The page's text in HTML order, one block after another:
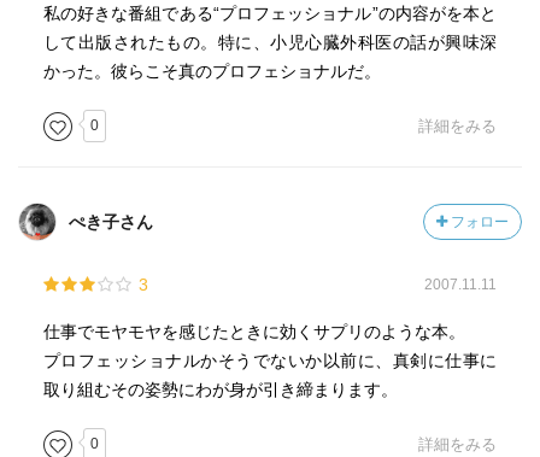
私の好きな番組である“プロフェッショナル”の内容がを本と
して出版されたもの。特に、小児心臓外科医の話が興味深
かった。彼らこそ真のプロフェショナルだ。
0 詳細をみる
ぺき子さん フォロー
3 2007.11.11
仕事でモヤモヤを感じたときに効くサプリのような本。
プロフェッショナルかそうでないか以前に、真剣に仕事に
取り組むその姿勢にわが身が引き締まります。
0 詳細をみる